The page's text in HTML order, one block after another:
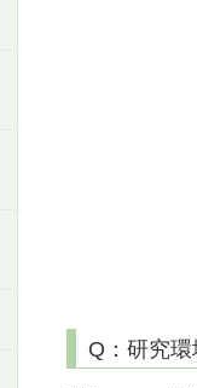
Q：研究